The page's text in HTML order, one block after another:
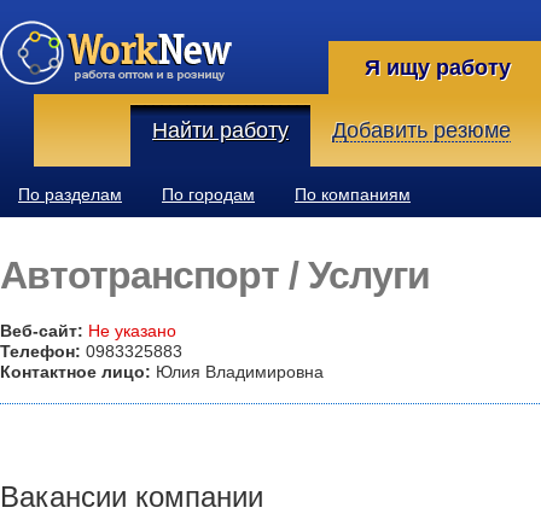
Я ищу работу
Найти работу Добавить резюме
По разделам По городам По компаниям
Автотранспорт / Услуги
Веб-сайт: Не указано
Телефон: 0983325883
Контактное лицо: Юлия Владимировна
Вакансии компании